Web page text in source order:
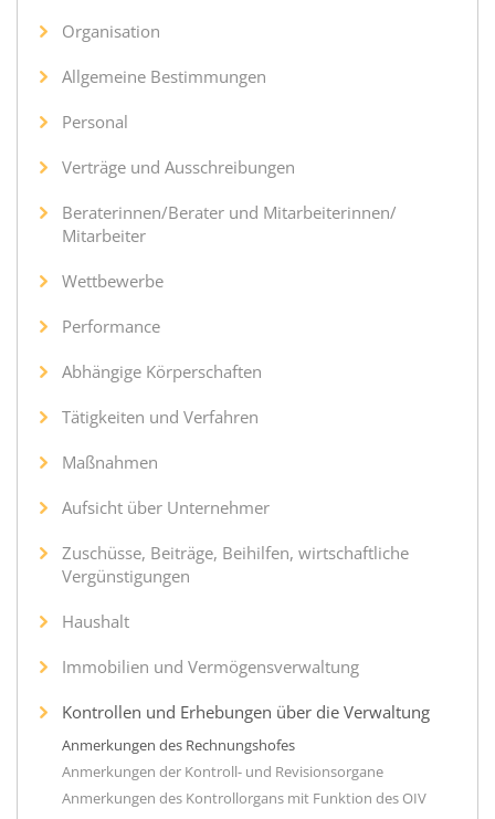
Organisation
Allgemeine Bestimmungen
Personal
Verträge und Ausschreibungen
Beraterinnen/Berater und Mitarbeiterinnen/
Mitarbeiter
Wettbewerbe
Performance
Abhängige Körperschaften
Tätigkeiten und Verfahren
Maßnahmen
Aufsicht über Unternehmer
Zuschüsse, Beiträge, Beihilfen, wirtschaftliche
Vergünstigungen
Haushalt
Immobilien und Vermögensverwaltung
Kontrollen und Erhebungen über die Verwaltung
Anmerkungen des Rechnungshofes
Anmerkungen der Kontroll- und Revisionsorgane
Anmerkungen des Kontrollorgans mit Funktion des OIV